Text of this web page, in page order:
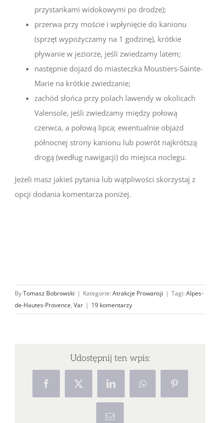
przystankami widokowymi po drodze);
przerwa przy moście i wpłynięcie do kanionu
(sprzęt wypożyczamy na 1 godzinę), krótkie
pływanie w jeziorze, jeśli zwiedzamy latem;
następnie dojazd do miasteczka Moustiers-Sainte-
Marie na krótkie zwiedzanie;
zachód słońca przy polach lawendy w okolicach
Valensole, jeśli zwiedzamy między połową
czerwca, a połową lipca; ewentualnie objazd
północnej strony kanionu lub powrót najkrótszą
drogą (według nawigacji) do miejsca noclegu.
Jeżeli masz jakieś pytania lub wątpliwości skorzystaj z
opcji dodania komentarza poniżej.
ByTomasz Bobrowski | Kategorie: Atrakcje Prowansji | Tagi: Alpes-
de-Hautes-Provence, Var | 19 komentarzy
Udostępnij ten wpis:
FacebookX LinkedInWhatsAppPinterest
Email